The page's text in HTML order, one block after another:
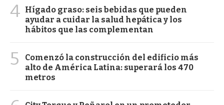
4 Hígado graso: seis bebidas que pueden
ayudar a cuidar la salud hepática y los
hábitos que las complementan
5
Comenzó la construcción del edificio más
alto de América Latina: superará los 470
metros